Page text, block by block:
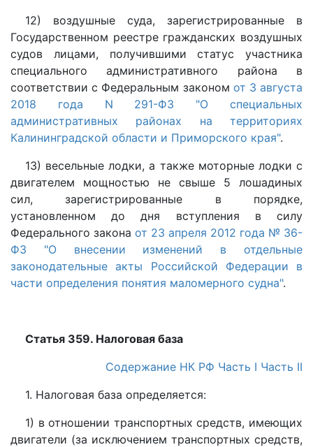
12) воздушные суда, зарегистрированные в
Государственном реестре гражданских воздушных
судов лицами, получившими статус участника
специального административного района в
соответствии с Федеральным законом от 3 августа
2018 года N 291-ФЗ "О специальных
административных районах на территориях
Калининградской области и Приморского края".
13) весельные лодки, а также моторные лодки с
двигателем мощностью не свыше 5 лошадиных
сил, зарегистрированные в порядке,
установленном до дня вступления в силу
Федерального закона от 23 апреля 2012 года № 36-
ФЗ "О внесении изменений в отдельные
законодательные акты Российской Федерации в
части определения понятия маломерного судна".
Статья 359. Налоговая база
Содержание НК РФ Часть I Часть II
1. Налоговая база определяется:
1) в отношении транспортных средств, имеющих
двигатели (за исключением транспортных средств,